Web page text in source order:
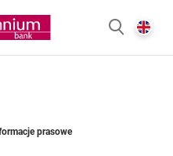
homepage
prasowe